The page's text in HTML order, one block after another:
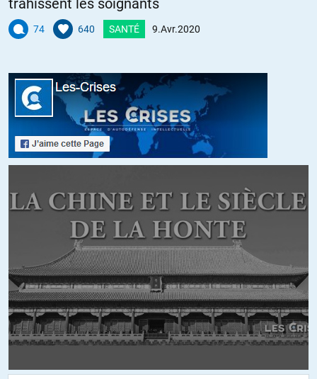
ALERTER
« Il y a trop de gens dehors » : en Italie, un expert chinois (le chef de
la délégation de la Croix-Rouge chinoise en Italie, Sun Shuopeng,
lors d’une conférence de presse ce jeudi 19 mars à Palazzo en
Lombardie) critique le « laxisme » des autorités… j’ai vu plein de
gens qui ne portent pas de masques… Je ne sais pas ce que vous
Suit un ensemble de conseils appropriés.
https://www.lci.fr/international/coronavirus-en-italie-un-expert-de-
la-croix-rouge-chinoise-appelle-a-un-durcissement-des-mesures-de-
confinement-2148650.html
——
Addendum
« Coronavirus : ne pas porter de masque, une «grande erreur», met
trahissent les soignants
74 640 SANTÉ 9.Avr.2020